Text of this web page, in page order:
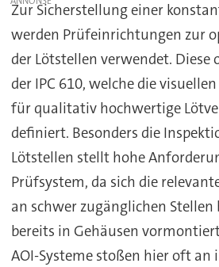
Zur Sicherstellung einer
werden Prüfeinrichtungen zur
der Lötstellen verwendet. Diese
der IPC 610, welche die
für qualitativ hochwertige
definiert. Besonders die
Lötstellen stellt hohe
Prüfsystem, da sich die
an schwer zugänglichen Stellen
bereits in Gehäusen
AOI-Systeme stoßen hier oft an